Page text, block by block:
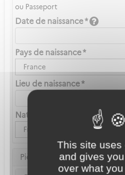
This site uses
and gives
over what
ou Passeport
Date de naissance *
Pays de naissance *
France
Lieu de naissance *
Nationalité *
Française
Pièce d'identité